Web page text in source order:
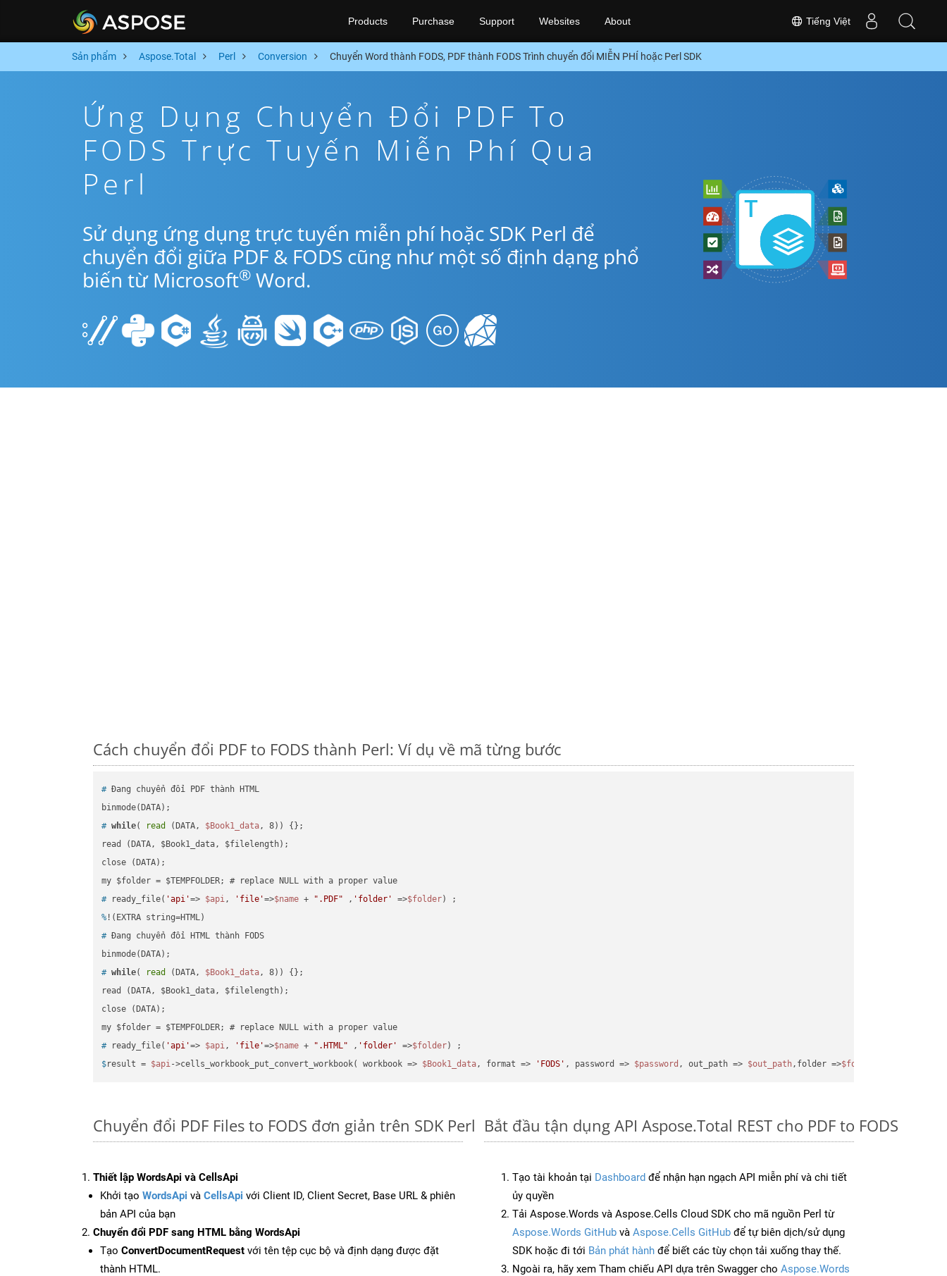
Tiếng Việt
Products Purchase Support Websites About
Sản phẩm Aspose.Total Perl Conversion Chuyển Word thành FODS, PDF thành FODS Trình chuyển đổi MIỄN PHÍ hoặc Perl SDK
Ứng Dụng Chuyển Đổi PDF To
FODS Trực Tuyến Miễn Phí Qua
Perl
Sử dụng ứng dụng trực tuyến miễn phí hoặc SDK Perl để
chuyển đổi giữa PDF & FODS cũng như một số định dạng phổ
biến từ Microsoft® Word.
Cách chuyển đổi PDF to FODS thành Perl: Ví dụ về mã từng bước
# Đang chuyển đổi PDF thành HTML
# while( read (DATA, $Book1_data, 8)) {};
read (DATA, $Book1_data, $filelength);
close (DATA);
# ready_file( 'api'=> $api, 'file'=>$name + ".PDF" , 'folder' =>$folder) ;
% !(EXTRA string=HTML)
# Đang chuyển đổi HTML thành FODS
# while( read (DATA, $Book1_data, 8)) {};
read (DATA, $Book1_data, $filelength);
close (DATA);
# ready_file( 'api'=> $api, 'file'=>$name + ".HTML" , 'folder' =>$folder) ;
$result = $api->cells_workbook_put_convert_workbook( workbook => $Book1_data, format => 'FODS' , password => $password , out_path => $out_path,folder =>$folder
Chuyển đổi PDF Files to FODS đơn giản trên SDK Perl
Thiết lập WordsApi và CellsApi
Khởi tạo WordsApi và CellsApi với Client ID, Client Secret, Base URL & phiên
bản API của bạn
Chuyển đổi PDF sang HTML bằng WordsApi
Tạo ConvertDocumentRequest với tên tệp cục bộ và định dạng được đặt
thành HTML.
Bắt đầu tận dụng API Aspose.Total REST cho PDF to FODS
Tạo tài khoản tại Dashboard để nhận hạn ngạch API miễn phí và chi tiết
ủy quyền
Tải Aspose.Words và Aspose.Cells Cloud SDK cho mã nguồn Perl từ
Aspose.Words GitHub và Aspose.Cells GitHub để tự biên dịch/sử dụng
SDK hoặc đi tới Bản phát hành để biết các tùy chọn tải xuống thay thế.
Ngoài ra, hãy xem Tham chiếu API dựa trên Swagger cho Aspose.Words